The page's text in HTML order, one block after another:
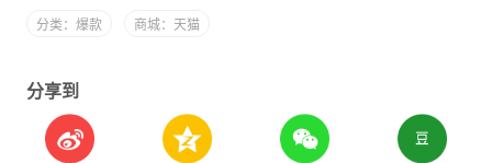
分类：爆款 商城：天猫
分享到